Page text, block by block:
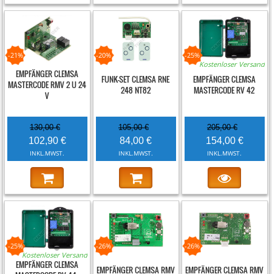
-21%
EMPFÄNGER CLEMSA
MASTERCODE RMV 2 U 24
V
130,00 €
102,90 €
INKL.MWST.
-20%
FUNK-SET CLEMSA RNE
248 NT82
105,00 €
84,00 €
INKL.MWST.
Kostenloser Versand
-25%
EMPFÄNGER CLEMSA
MASTERCODE RV 42
205,00 €
154,00 €
INKL.MWST.
Kostenloser Versand
-25%
EMPFÄNGER CLEMSA
-26%
EMPFÄNGER CLEMSA RMV
-26%
EMPFÄNGER CLEMSA RMV